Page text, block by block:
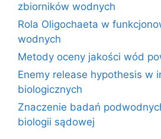
zbiorników wodnych
Rola Oligochaeta w
wodnych
Metody oceny jakości wód
Enemy release hypothesis w
biologicznych
Znaczenie badań
biologii sądowej